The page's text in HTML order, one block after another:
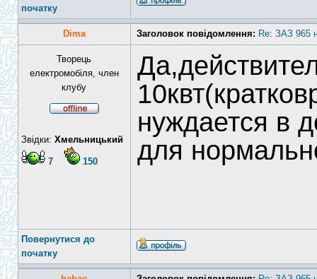
початку
Dima Заголовок повідомлення: Re: ЗАЗ 965
Творець
електромобіля, член
клубу
Звідки: Хмельницький
7 150
нуждается в
для
Повернутися до
початку